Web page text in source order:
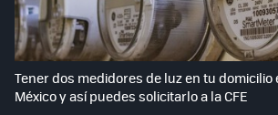
Tener dos medidores de luz en tu domicilio
México y así puedes solicitarlo a la CFE